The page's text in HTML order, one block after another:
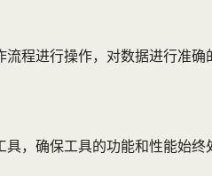
程进行操作，对数据进行准
，确保工具的功能和性能始